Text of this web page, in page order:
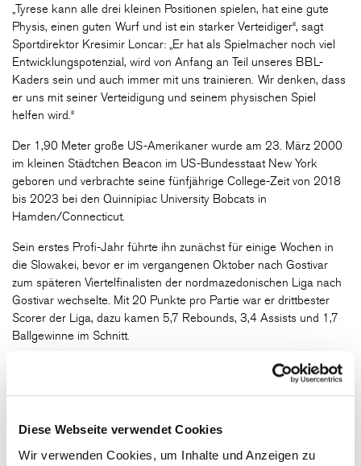
Diese Webseite verwendet Cookies
Wir verwenden Cookies, um Inhalte und Anzeigen zu
„Tyrese kann alle drei kleinen Positionen spielen, hat eine gute
Physis, einen guten Wurf und ist ein starker Verteidiger“, sagt
Sportdirektor Kresimir Loncar: „Er hat als Spielmacher noch viel
Entwicklungspotenzial, wird von Anfang an Teil unseres BBL-
Kaders sein und auch immer mit uns trainieren. Wir denken, dass
er uns mit seiner Verteidigung und seinem physischen Spiel
helfen wird.“
Der 1,90 Meter große US-Amerikaner wurde am 23. März 2000
im kleinen Städtchen Beacon im US-Bundesstaat New York
geboren und verbrachte seine fünfjährige College-Zeit von 2018
bis 2023 bei den Quinnipiac University Bobcats in
Hamden/Connecticut.
Sein erstes Profi-Jahr führte ihn zunächst für einige Wochen in
die Slowakei, bevor er im vergangenen Oktober nach Gostivar
zum späteren Viertelfinalisten der nordmazedonischen Liga nach
Gostivar wechselte. Mit 20 Punkte pro Partie war er drittbester
Scorer der Liga, dazu kamen 5,7 Rebounds, 3,4 Assists und 1,7
Ballgewinne im Schnitt.
Aktueller Stand des Kaders der FIT/One Würzburg Baskets
Bleck, Lukas Wank, Mike Davis Jr., Nelson Phillips, Bazoumana
Koné, Robert Ford III, Tyrese Williams.